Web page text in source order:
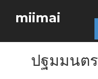
miimai
ปฐมมนต